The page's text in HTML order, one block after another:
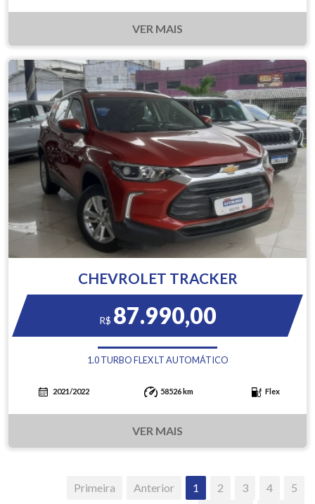
VER MAIS
CHEVROLET TRACKER
R$ 87.990,00
1.0 TURBO FLEX LT AUTOMÁTICO
2021/2022 58526 km Flex
VER MAIS
Primeira Anterior 1 2 3 4
5